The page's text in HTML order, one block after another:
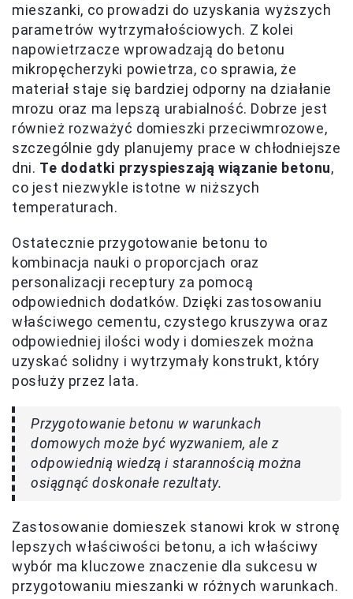
mieszanki, co prowadzi do uzyskania wyższych
parametrów wytrzymałościowych. Z kolei
napowietrzacze wprowadzają do betonu
mikropęcherzyki powietrza, co sprawia, że
materiał staje się bardziej odporny na działanie
mrozu oraz ma lepszą urabialność. Dobrze jest
również rozważyć domieszki przeciwmrozowe,
szczególnie gdy planujemy prace w chłodniejsze
dni. Te dodatki przyspieszają wiązanie betonu,
co jest niezwykle istotne w niższych
temperaturach.
Ostatecznie przygotowanie betonu to
kombinacja nauki o proporcjach oraz
personalizacji receptury za pomocą
odpowiednich dodatków. Dzięki zastosowaniu
właściwego cementu, czystego kruszywa oraz
odpowiedniej ilości wody i domieszek można
uzyskać solidny i wytrzymały konstrukt, który
posłuży przez lata.
Przygotowanie betonu w warunkach
domowych może być wyzwaniem, ale z
odpowiednią wiedzą i starannością można
osiągnąć doskonałe rezultaty.
Zastosowanie domieszek stanowi krok w stronę
lepszych właściwości betonu, a ich właściwy
wybór ma kluczowe znaczenie dla sukcesu w
przygotowaniu mieszanki w różnych warunkach.